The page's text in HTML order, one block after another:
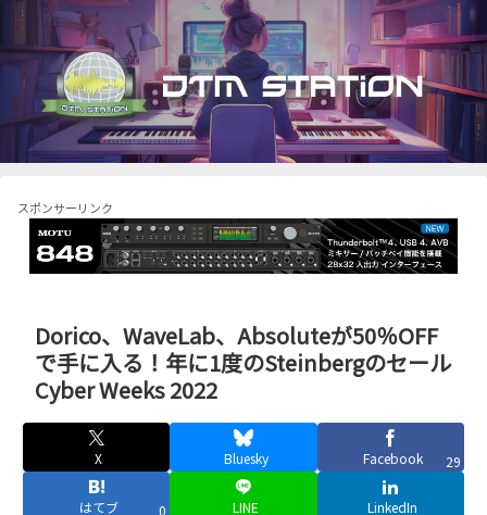
スポンサーリンク
Dorico、WaveLab、Absoluteが50％OFF
で手に入る！年に1度のSteinbergのセール
Cyber Weeks 2022
X Bluesky Facebook 29
はてブ 0 LINE LinkedIn